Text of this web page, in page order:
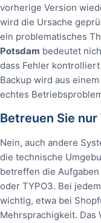
vorherige Version
wird die Ursache
ein problematisches
Potsdam bedeutet
dass Fehler
Backup wird aus
echtes
Betreuen Sie
Nein, auch andere
die technische
betreffen die
oder TYPO3. Bei
wichtig, etwa bei
Mehrsprachigkeit. Das